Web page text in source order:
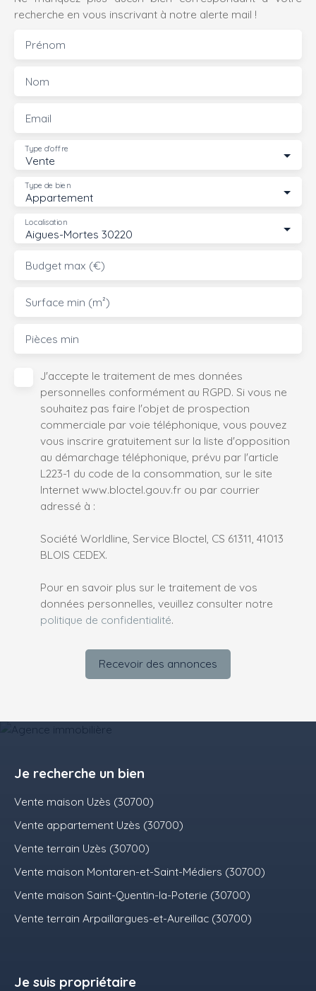
recherche en vous inscrivant à notre alerte mail !
Prénom
Nom
Email
Vente
Type d'offre
Appartement
Type de bien
Aigues-Mortes 30220
Localisation
Budget max (€)
Surface min (m²)
Pièces min
J'accepte le traitement de mes données
personnelles conformément au RGPD. Si vous ne
souhaitez pas faire l'objet de prospection
commerciale par voie téléphonique, vous pouvez
vous inscrire gratuitement sur la liste d'opposition
au démarchage téléphonique, prévu par l'article
L223-1 du code de la consommation, sur le site
Internet www.bloctel.gouv.fr ou par courrier
adressé à :
Société Worldline, Service Bloctel, CS 61311, 41013
BLOIS CEDEX.
Pour en savoir plus sur le traitement de vos
données personnelles, veuillez consulter notre
politique de confidentialité.
Recevoir des annonces
Je recherche un bien
Vente maison Uzès (30700)
Vente appartement Uzès (30700)
Vente terrain Uzès (30700)
Vente maison Montaren-et-Saint-Médiers (30700)
Vente maison Saint-Quentin-la-Poterie (30700)
Vente terrain Arpaillargues-et-Aureillac (30700)
Je suis propriétaire